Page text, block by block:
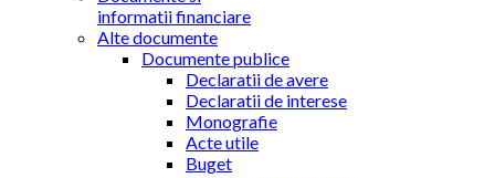
informatii financiare
Alte documente
Documente publice
Declaratii de avere
Declaratii de interese
Monografie
Acte utile
Buget